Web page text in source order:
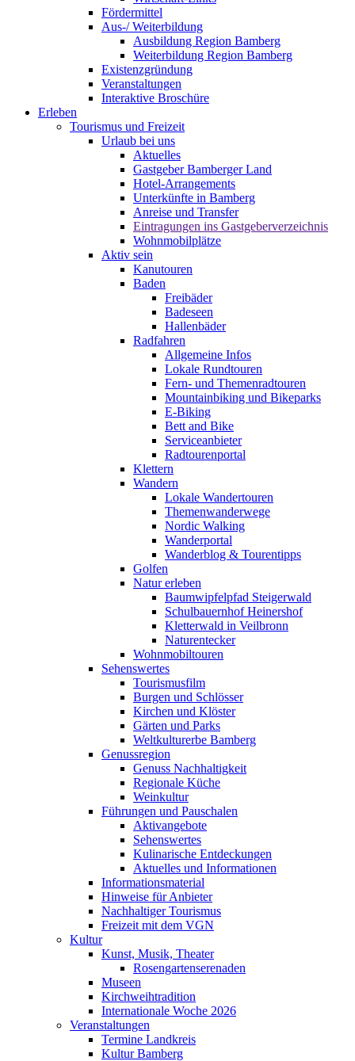
Fördermittel
Aus-/ Weiterbildung
Ausbildung Region Bamberg
Weiterbildung Region Bamberg
Existenzgründung
Veranstaltungen
Interaktive Broschüre
Erleben
Tourismus und Freizeit
Urlaub bei uns
Aktuelles
Gastgeber Bamberger Land
Hotel-Arrangements
Unterkünfte in Bamberg
Anreise und Transfer
Eintragungen ins Gastgeberverzeichnis
Wohnmobilplätze
Aktiv sein
Kanutouren
Baden
Freibäder
Badeseen
Hallenbäder
Radfahren
Allgemeine Infos
Lokale Rundtouren
Fern- und Themenradtouren
Mountainbiking und Bikeparks
E-Biking
Bett and Bike
Serviceanbieter
Radtourenportal
Klettern
Wandern
Lokale Wandertouren
Themenwanderwege
Nordic Walking
Wanderportal
Wanderblog & Tourentipps
Golfen
Natur erleben
Baumwipfelpfad Steigerwald
Schulbauernhof Heinershof
Kletterwald in Veilbronn
Naturentecker
Wohnmobiltouren
Sehenswertes
Tourismusfilm
Burgen und Schlösser
Kirchen und Klöster
Gärten und Parks
Weltkulturerbe Bamberg
Genussregion
Genuss Nachhaltigkeit
Regionale Küche
Weinkultur
Führungen und Pauschalen
Aktivangebote
Sehenswertes
Kulinarische Entdeckungen
Aktuelles und Informationen
Informationsmaterial
Hinweise für Anbieter
Nachhaltiger Tourismus
Freizeit mit dem VGN
Kultur
Kunst, Musik, Theater
Rosengartenserenaden
Museen
Kirchweihtradition
Internationale Woche 2026
Veranstaltungen
Termine Landkreis
Kultur Bamberg